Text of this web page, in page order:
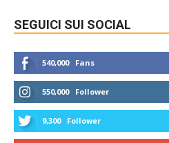
SEGUICI SUI SOCIAL
540,000 Fans
550,000 Follower
9,300 Follower